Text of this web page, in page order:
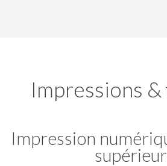
Impressions
Impression